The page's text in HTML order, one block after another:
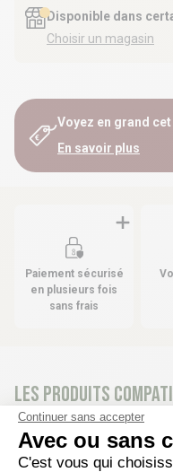
Disponible dans
Choisir un magasin
Voyez en grand
En savoir plus
Paiement sécurisé
en plusieurs fois
sans frais
Les produits
4 déclinaisons
Kit d'occultation lattes
Continuer sans accepter
Avec ou sans
C'est vous qui